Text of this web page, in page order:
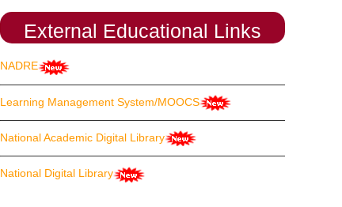
External Educational Links
NADRE
Learning Management System/MOOCS
National Academic Digital Library
National Digital Library